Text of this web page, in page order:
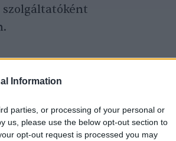
Information
parties, or processing of your personal or
us, please use the below opt-out section to
opt-out request is processed you may